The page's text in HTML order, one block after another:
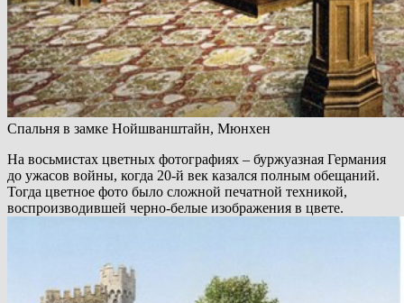
Спальня в замке Нойшванштайн, Мюнхен
На восьмистах цветных фотографиях – буржуазная Германия
до ужасов войны, когда 20-й век казался полным обещаний.
Тогда цветное фото было сложной печатной техникой,
воспроизводившей черно-белые изображения в цвете.